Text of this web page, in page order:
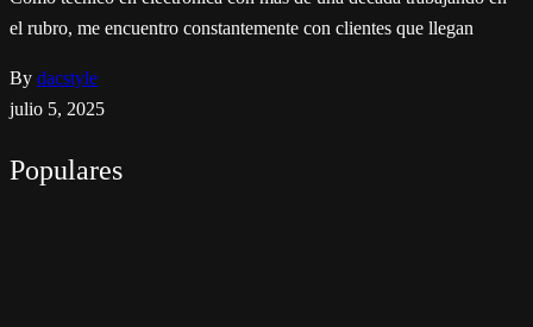
el rubro, me encuentro constantemente con clientes que llegan
By dacstyle
julio 5, 2025
Populares